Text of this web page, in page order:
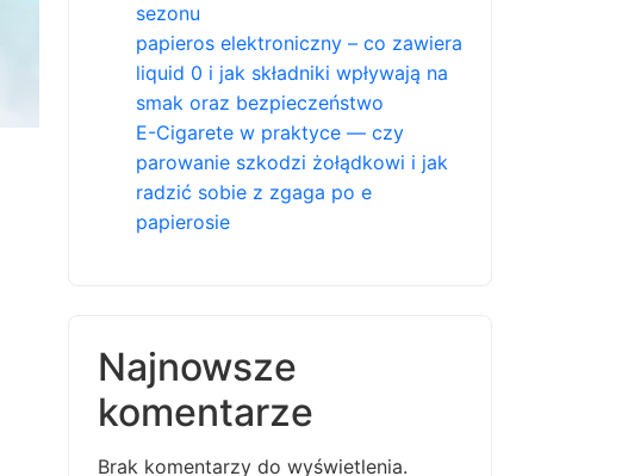
sezonu
papieros elektroniczny – co zawiera
liquid 0 i jak składniki wpływają na
smak oraz bezpieczeństwo
E-Cigarete w praktyce — czy
parowanie szkodzi żołądkowi i jak
radzić sobie z zgaga po e
papierosie
Najnowsze
komentarze
Brak komentarzy do wyświetlenia.